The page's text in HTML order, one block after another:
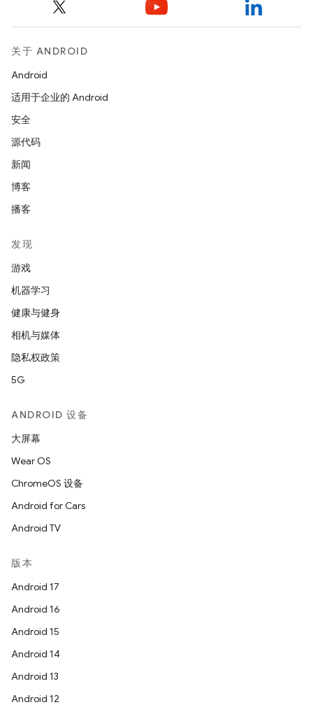
关于 ANDROID
Android
适用于企业的 Android
安全
源代码
新闻
博客
播客
发现
游戏
机器学习
健康与健身
相机与媒体
隐私权政策
5G
ANDROID 设备
大屏幕
Wear OS
ChromeOS 设备
Android for Cars
Android TV
版本
Android 17
Android 16
Android 15
Android 14
Android 13
Android 12